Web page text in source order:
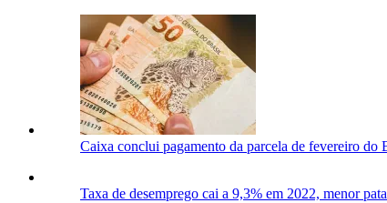
Caixa conclui pagamento da parcela de fevereiro do
Taxa de desemprego cai a 9,3% em 2022, menor